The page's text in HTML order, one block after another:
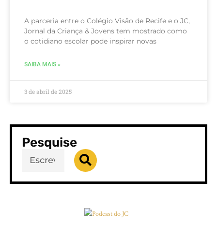
A parceria entre o Colégio Visão de Recife e o JC,
Jornal da Criança & Jovens tem mostrado como
o cotidiano escolar pode inspirar novas
SAIBA MAIS »
3 de abril de 2025
Pesquise